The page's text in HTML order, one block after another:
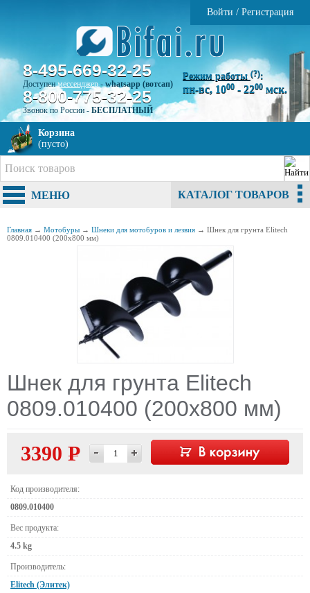
Войти / Регистрация
8-495-669-32-25
Доступенмессенджер-whatsapp (вотсап)
8-800-775-32-25
Звонок по России - БЕСПЛАТНЫЙ
Режим работы (?):
пн-вс, 1000 - 2200 мск.
Корзина
(пусто)
МЕНЮ КАТАЛОГ ТОВАРОВ
Главная → Мотобуры → Шнеки для мотобуров и лезвия → Шнек для грунта Еlitech
0809.010400 (200х800 мм)
Шнек для грунта Еlitech
0809.010400 (200х800 мм)
3390 Р
—
Код производителя:
0809.010400
Вес продукта:
4.5 kg
Производитель:
Elitech (Элитек)